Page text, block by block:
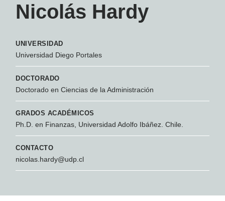
Nicolás Hardy
UNIVERSIDAD
Universidad Diego Portales
DOCTORADO
Doctorado en Ciencias de la Administración
GRADOS ACADÉMICOS
Ph.D. en Finanzas, Universidad Adolfo Ibáñez. Chile.
CONTACTO
nicolas.hardy@udp.cl